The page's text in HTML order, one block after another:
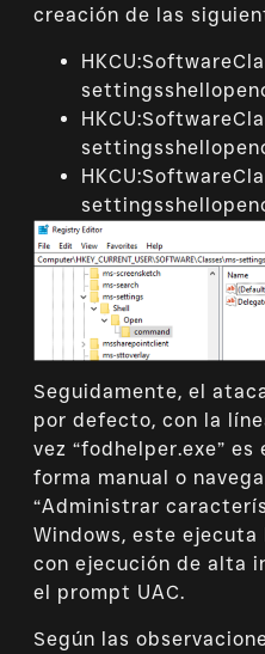
creación de las
Seguidamente, el
por defecto, con la
vez “fodhelper.exe”
forma manual o
“Administrar
Windows, este ejecuta
con ejecución de alta
el prompt UAC.
Según las